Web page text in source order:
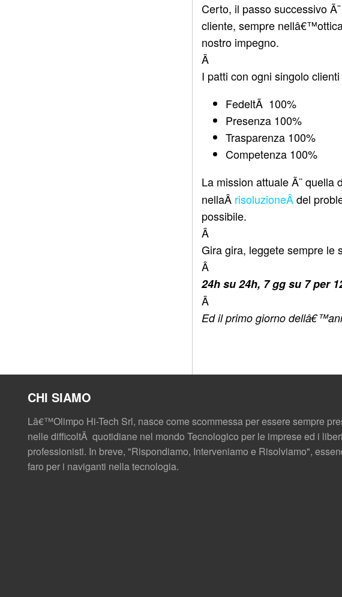
Certo, il passo successivo
cliente, sempre
nostro impegno.
Â
I patti con ogni singolo
FedeltÃ 100%
Presenza 100%
Trasparenza 100%
Competenza 100%
La mission attuale Ã¨ quella
nellaÂ risoluzioneÂdel
possibile.
Â
Gira gira, leggete sempre le
Â
24h su 24h, 7 gg su 7 per
Â
Ed il primo giorno
CHI SIAMO
Lâ€™Olimpo Hi-Tech Srl, nasce come scommessa per essere sempre
nelle difficoltÃ quotidiane nel mondo Tecnologico per le imprese ed i liberi
professionisti. In breve, "Rispondiamo, Interveniamo e Risolviamo",
faro per i naviganti nella tecnologia.